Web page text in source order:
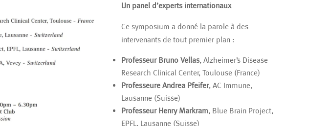
Un panel d’experts internationaux
Ce symposium a donné la parole à des
intervenants de tout premier plan :
Professeur Bruno Vellas, Alzheimer’s Disease
Research Clinical Center, Toulouse (France)
Professeure Andrea Pfeifer, AC Immune,
Lausanne (Suisse)
Professeur Henry Markram, Blue Brain Project,
EPFL, Lausanne (Suisse)